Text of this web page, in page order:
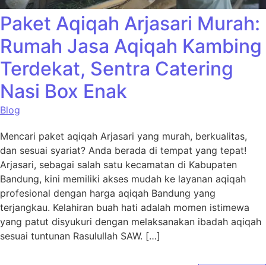
Paket Aqiqah Arjasari Murah:
Rumah Jasa Aqiqah Kambing
Terdekat, Sentra Catering
Nasi Box Enak
Blog
Mencari paket aqiqah Arjasari yang murah, berkualitas,
dan sesuai syariat? Anda berada di tempat yang tepat!
Arjasari, sebagai salah satu kecamatan di Kabupaten
Bandung, kini memiliki akses mudah ke layanan aqiqah
profesional dengan harga aqiqah Bandung yang
terjangkau. Kelahiran buah hati adalah momen istimewa
yang patut disyukuri dengan melaksanakan ibadah aqiqah
sesuai tuntunan Rasulullah SAW. […]